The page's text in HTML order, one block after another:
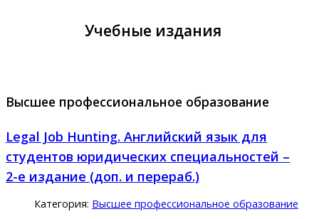
Учебные издания
Высшее профессиональное образование
Legal Job Hunting. Английский язык для
студентов юридических специальностей –
2-е издание (доп. и перераб.)
Категория: Высшее профессиональное образование